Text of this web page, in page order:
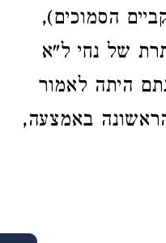
הסמוכים),
של נחי ל"א
היתה לאמור
באמצעה,